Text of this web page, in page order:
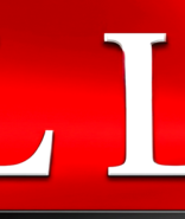
Colombia apaga el
Corte Suprema
Potente tormenta